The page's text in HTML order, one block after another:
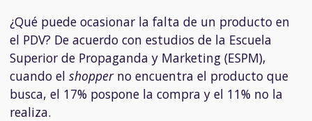
¿Qué puede ocasionar la falta de un producto en
el PDV? De acuerdo con estudios de la Escuela
Superior de Propaganda y Marketing (ESPM),
cuando el shopper no encuentra el producto que
busca, el 17% pospone la compra y el 11% no la
realiza.